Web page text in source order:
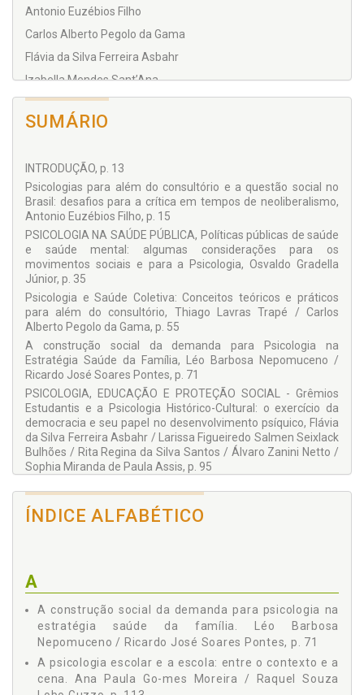
Antonio Euzébios Filho
Carlos Alberto Pegolo da Gama
Flávia da Silva Ferreira Asbahr
Izabella Mendes Sant’Ana
James Ferreira Moura Jr.
Larissa Figueiredo Salmen Seixlack Bulhões
Lúcia Veiga Schermack
Luiz Roberto Paiva de Faria
Natália Isis Leite Soares
Nilma Renildes da Silva
Osvaldo Gradella Júnior
Raquel Souza Lobo Guzzo
Ricardo José Soares Pontes
Rita Regina da Silva Santos
Sophia Miranda de Paula Assis
Thiago Lavras Trapé
Vera Maria Nigro de Souza Placco
SUMÁRIO
INTRODUÇÃO, p. 13
Psicologias para além do consultório e a questão social no
Brasil: desafios para a crítica em tempos de neoliberalismo,
Antonio Euzébios Filho, p. 15
PSICOLOGIA NA SAÚDE PÚBLICA, Políticas públicas de saúde
e saúde mental: algumas considerações para os
movimentos sociais e para a Psicologia, Osvaldo Gradella
Júnior, p. 35
Psicologia e Saúde Coletiva: Conceitos teóricos e práticos
para além do consultório, Thiago Lavras Trapé / Carlos
Alberto Pegolo da Gama, p. 55
A construção social da demanda para Psicologia na
Estratégia Saúde da Família, Léo Barbosa Nepomuceno /
Ricardo José Soares Pontes, p. 71
PSICOLOGIA, EDUCAÇÃO E PROTEÇÃO SOCIAL - Grêmios
Estudantis e a Psicologia Histórico-Cultural: o exercício da
democracia e seu papel no desenvolvimento psíquico, Flávia
da Silva Ferreira Asbahr / Larissa Figueiredo Salmen Seixlack
Bulhões / Rita Regina da Silva Santos / Álvaro Zanini Netto /
Sophia Miranda de Paula Assis, p. 95
113
Violência nas escolas: formação de professores e relações
com a comunidade, Nilma Renildes da Silva / Vera Maria
Nigro de Souza Placco, p. 145
PSICOLOGIA, ASSISTÊNCIA SOCIAL E TRABALHO, Serviço de
Proteção e Atendimento Integral à Família (PAIF) como uma
proposta de atuação em Psicologia Comunitária no Sistema
Único de Assistência Social (SUAS), James Ferreira Moura Jr.
/ Natália Isis Leite Soares, p. 165
ÍNDICE ALFABÉTICO
A
A construção social da demanda para psicologia na
estratégia saúde da família. Léo Barbosa
Nepomuceno / Ricardo José Soares Pontes, p. 71
A psicologia escolar e a escola: entre o contexto e a
cena. Ana Paula Go-mes Moreira / Raquel Souza